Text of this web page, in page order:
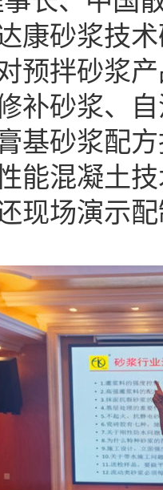
康砂浆技
预拌砂浆
补砂浆、
基砂浆配
能混凝土
现场演示